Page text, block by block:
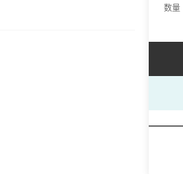
数量